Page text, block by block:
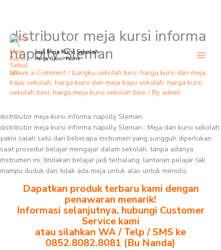
Skip
content
Jual Meja Kursi Sekolah
Harga Grosir Pabrik
distributor meja kursi informa
napolly Sleman
Leave a Comment / bangku sekolah besi, harga kursi dan meja
kayu sekolah, harga kursi dan meja kayu sekolah, harga kursi
sekolah besi, harga meja kursi sekolah besi / By admin
distributor meja kursi informa napolly Sleman
distributor meja kursi informa napolly Sleman : Meja dan kursi sekolah
yakni salah satu dari beberapa instrumen yang sungguh diperlukan
saat prosedur belajar mengajar dalam sekolah. tanpa adanya
instrumen ini, tindakan belajar jadi terhalang. lantaran pelajar tak
mampu duduk dan tidak ada meja untuk alas untuk menulis.
Dapatkan produk terbaru kami dengan
penawaran menarik!
Informasi selanjutnya, hubungi Customer
Service kami
atau silahkan WA / Telp / SMS ke
0852.8082.8081 (Bu Nanda)